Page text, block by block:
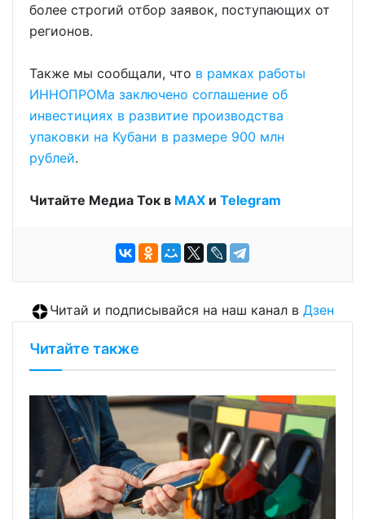
более строгий отбор заявок, поступающих от
регионов.
Также мы сообщали, что в рамках работы
ИННОПРОМа заключено соглашение об
инвестициях в развитие производства
упаковки на Кубани в размере 900 млн
рублей.
Читайте Медиа Ток в МАХ и Telegram
Читай и подписывайся на наш канал в Дзен
Читайте также